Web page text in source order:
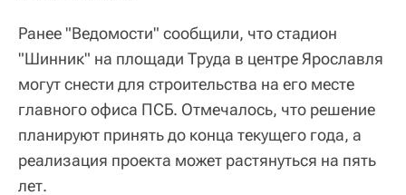
Ранее "Ведомости" сообщили, что стадион
"Шинник" на площади Труда в центре Ярославля
могут снести для строительства на его месте
главного офиса ПСБ. Отмечалось, что решение
планируют принять до конца текущего года, а
реализация проекта может растянуться на пять
лет.